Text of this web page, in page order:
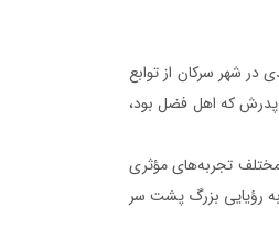
صنعتی گلرنگ، در هفتم اردیبهشت ماه سال 1311 هجری خورشیدی در شهر سرکان از توابع
که اهل فضل بود،
مختلف تجربه‌های مؤثری
به رؤیایی بزرگ پشت سر